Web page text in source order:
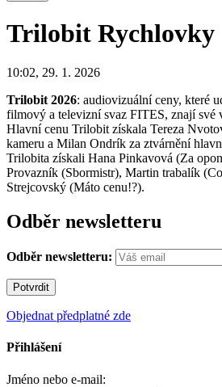
Trilobit Rychlovky
10:02, 29. 1. 2026
Trilobit 2026: audiovizuální ceny, které
filmový a televizní svaz FITES, znají své
Hlavní cenu Trilobit získala Tereza
kameru a Milan Ondrík za ztvárnění
Trilobita získali Hana Pinkavová (Za
Provazník (Sbormistr), Martin trabalík
Strejcovský (Máto cenu!?).
Odběr newsletteru
Odběr newsletteru:
Objednat předplatné zde
Přihlášení
Jméno nebo e-mail: